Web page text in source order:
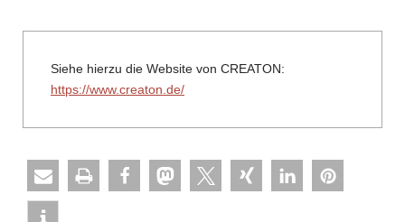
Siehe hierzu die Website von CREATON:
https://www.creaton.de/